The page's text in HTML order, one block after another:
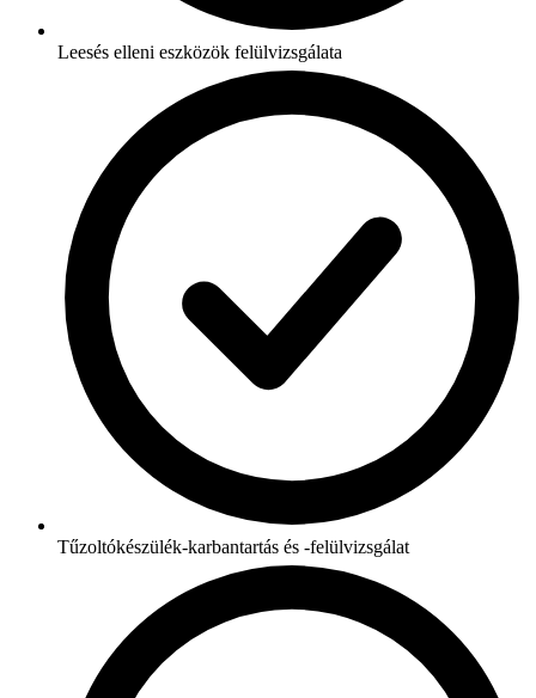
Leesés elleni eszközök felülvizsgálata
Tűzoltókészülék-karbantartás és -felülvizsgálat